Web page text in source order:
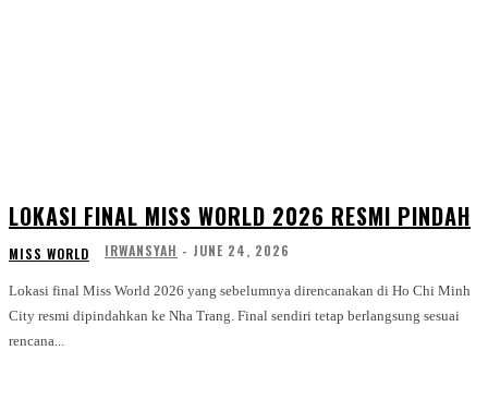
LOKASI FINAL MISS WORLD 2026 RESMI PINDAH
MISS WORLD IRWANSYAH - JUNE 24, 2026
Lokasi final Miss World 2026 yang sebelumnya direncanakan di Ho Chi Minh
City resmi dipindahkan ke Nha Trang. Final sendiri tetap berlangsung sesuai
rencana...